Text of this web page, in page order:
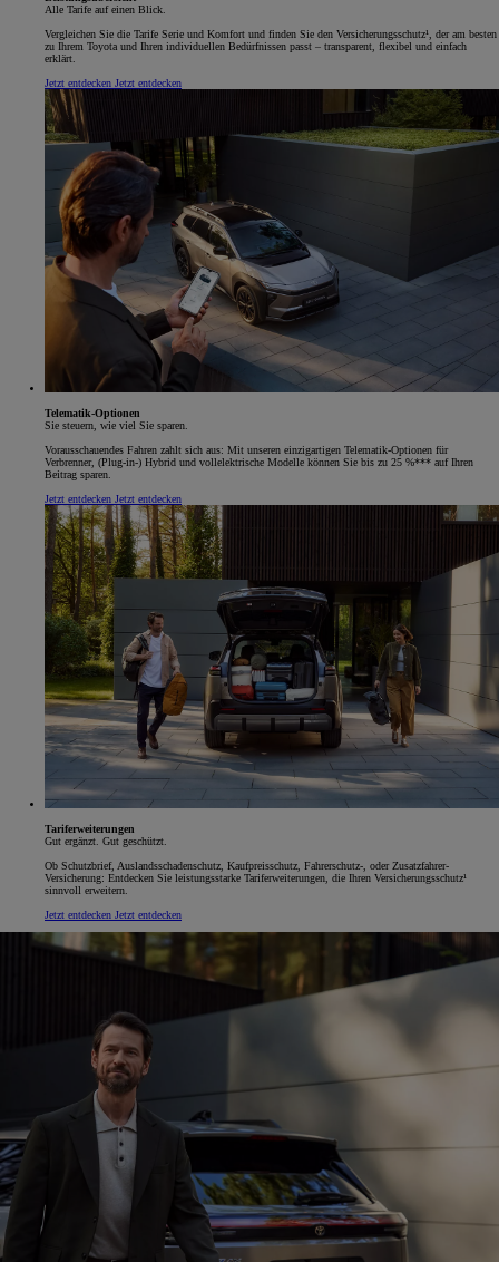
Alle Tarife auf einen Blick.
Vergleichen Sie die Tarife Serie und Komfort und finden Sie den Versicherungsschutz¹, der am besten
zu Ihrem Toyota und Ihren individuellen Bedürfnissen passt – transparent, flexibel und einfach
erklärt.
Jetzt entdecken Jetzt entdecken
Telematik-Optionen
Sie steuern, wie viel Sie sparen.
Vorausschauendes Fahren zahlt sich aus: Mit unseren einzigartigen Telematik-Optionen für
Verbrenner, (Plug-in-) Hybrid und vollelektrische Modelle können Sie bis zu 25 %*** auf Ihren
Beitrag sparen.
Jetzt entdecken Jetzt entdecken
Tariferweiterungen
Gut ergänzt. Gut geschützt.
Ob Schutzbrief, Auslandsschadenschutz, Kaufpreisschutz, Fahrerschutz-, oder Zusatzfahrer-
Versicherung: Entdecken Sie leistungsstarke Tariferweiterungen, die Ihren Versicherungsschutz¹
sinnvoll erweitern.
Jetzt entdecken Jetzt entdecken